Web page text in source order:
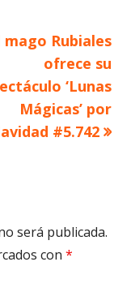
mago Rubiales
ofrece su
‘Lunas
Mágicas’ por
#5.742
será publicada.
con *